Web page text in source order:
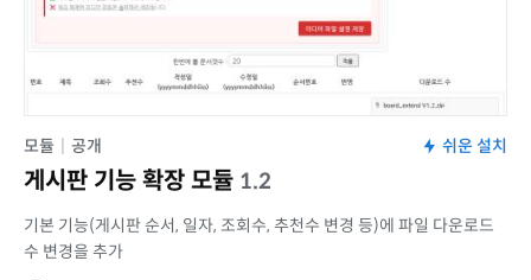
모듈 공개 쉬운 설치
게시판 기능 확장 모듈 1.2
기본 기능(게시판 순서, 일자, 조회수, 추천수 변경 등)에 파일 다운로드
수 변경을 추가